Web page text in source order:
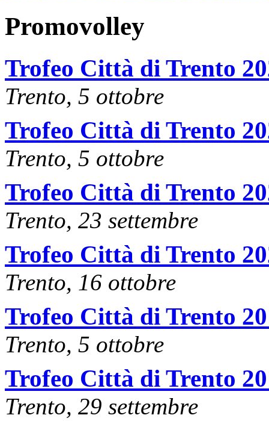
Promovolley
Trofeo Città di Trento
Trento, 5 ottobre
Trofeo Città di Trento
Trento, 5 ottobre
Trofeo Città di Trento
Trento, 23 settembre
Trofeo Città di Trento
Trento, 16 ottobre
Trofeo Città di Trento
Trento, 5 ottobre
Trofeo Città di Trento
Trento, 29 settembre